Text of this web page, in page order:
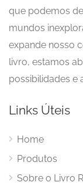
que podemos
mundos
expande nosso
livro, estamos
possibilidades e
Links Úteis
Home
Produtos
Sobre o Livro